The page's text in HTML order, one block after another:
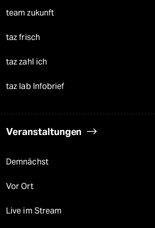
team zukunft
taz frisch
taz zahl ich
taz lab Infobrief
Veranstaltungen
Demnächst
Vor Ort
Live im Stream